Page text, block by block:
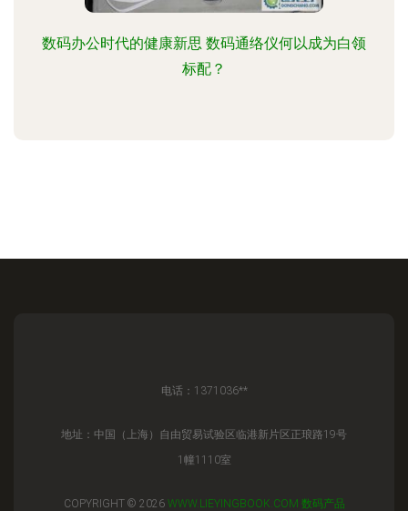
数码办公时代的健康新思 数码通络仪何以成为白领
标配？
电话：1371036**
地址：中国（上海）自由贸易试验区临港新片区正琅路19号
1幢1110室
COPYRIGHT © 2026 WWW.LIEYINGBOOK.COM 数码产品